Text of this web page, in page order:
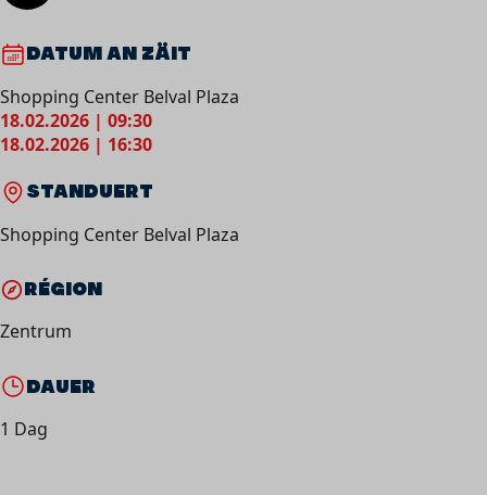
DATUM AN ZÄIT
Shopping Center Belval Plaza
18.02.2026 | 09:30
18.02.2026 | 16:30
STANDUERT
Shopping Center Belval Plaza
RÉGION
Zentrum
DAUER
1 Dag